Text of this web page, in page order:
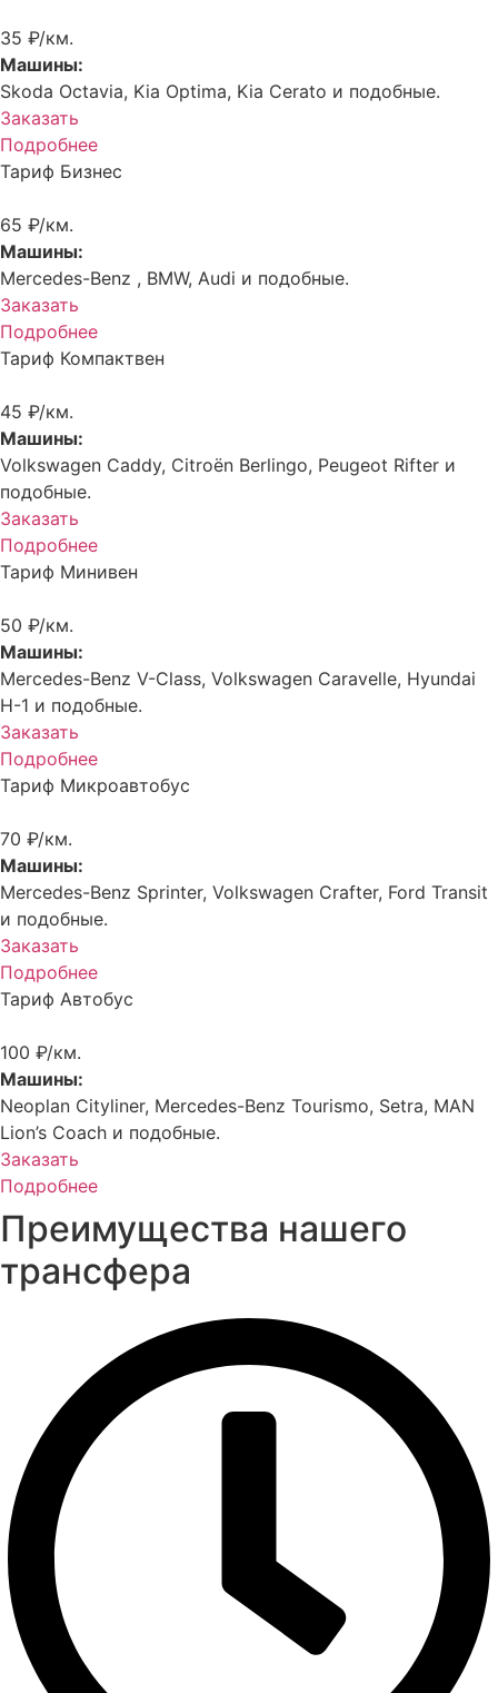
35 ₽/км.
Машины:
Skoda Octavia, Kia Optima, Kia Cerato и подобные.
Заказать
Подробнее
Тариф Бизнес
65 ₽/км.
Машины:
Mercedes-Benz , BMW, Audi и подобные.
Заказать
Подробнее
Тариф Компактвен
45 ₽/км.
Машины:
Volkswagen Caddy, Citroën Berlingo, Peugeot Rifter и
подобные.
Заказать
Подробнее
Тариф Минивен
50 ₽/км.
Машины:
Mercedes-Benz V-Class, Volkswagen Caravelle, Hyundai
H-1 и подобные.
Заказать
Подробнее
Тариф Микроавтобус
70 ₽/км.
Машины:
Mercedes-Benz Sprinter, Volkswagen Crafter, Ford Transit
и подобные.
Заказать
Подробнее
Тариф Автобус
100 ₽/км.
Машины:
Neoplan Cityliner, Mercedes-Benz Tourismo, Setra, MAN
Lion’s Coach и подобные.
Заказать
Подробнее
Преимущества нашего
трансфера